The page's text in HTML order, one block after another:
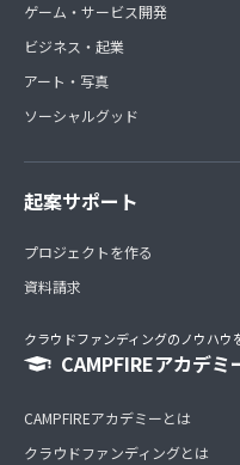
ゲーム・サービス開発
ビジネス・起業
アート・写真
ソーシャルグッド
起案サポート
プロジェクトを作る
資料請求
クラウドファンディングのノウハウ
CAMPFIREアカデミ
CAMPFIREアカデミーとは
クラウドファンディングとは